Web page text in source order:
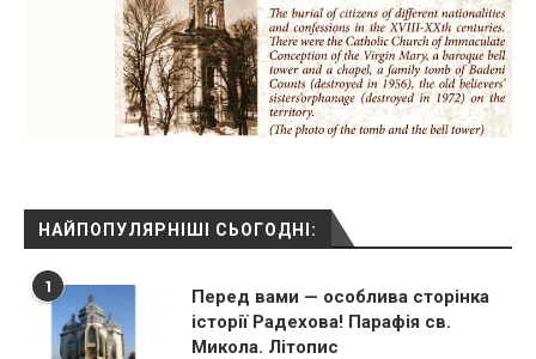
НАЙПОПУЛЯРНІШІ СЬОГОДНІ:
1
Перед вами — особлива сторінка
історії Радехова! Парафія св.
Микола. Літопис